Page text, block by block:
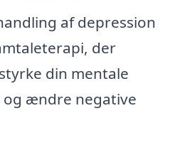
af depression
der
din mentale
ændre negative